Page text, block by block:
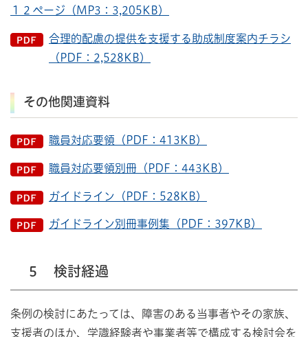
１２ページ（MP3：3,205KB）
合理的配慮の提供を支援する助成制度案内チラシ
（PDF：2,528KB）
その他関連資料
職員対応要領（PDF：413KB）
職員対応要領別冊（PDF：443KB）
ガイドライン（PDF：528KB）
ガイドライン別冊事例集（PDF：397KB）
５ 検討経過
条例の検討にあたっては、障害のある当事者やその家族、
支援者のほか、学識経験者や事業者等で構成する検討会を